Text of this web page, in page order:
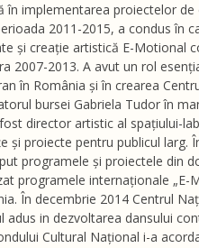
în implementarea proiectelor
2011-2015, a condus în
și creație artistică E-Motional
2007-2013. A avut un rol
în România și în crearea
bursei Gabriela Tudor în
director artistic al spațiului-
și proiecte pentru publicul larg.
programele și proiectele din
programele internaționale „E-
În decembrie 2014 Centrul
adus in dezvoltarea dansului
Cultural Național i-a